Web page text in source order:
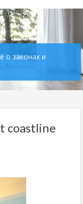
о законах и
coastline